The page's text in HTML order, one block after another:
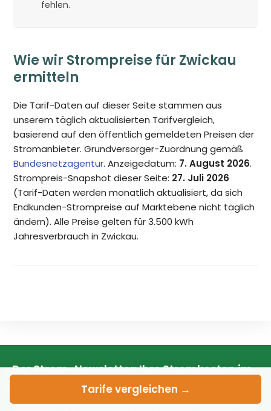
fehlen.
Wie wir Strompreise für Zwickau
ermitteln
Die Tarif-Daten auf dieser Seite stammen aus
unserem täglich aktualisierten Tarifvergleich,
basierend auf den öffentlich gemeldeten Preisen der
Stromanbieter. Grundversorger-Zuordnung gemäß
Bundesnetzagentur. Anzeigedatum: 7. August 2026.
Strompreis-Snapshot dieser Seite: 27. Juli 2026
(Tarif-Daten werden monatlich aktualisiert, da sich
Endkunden-Strompreise auf Marktebene nicht täglich
ändern). Alle Preise gelten für 3.500 kWh
Jahresverbrauch in Zwickau.
Tarifevergleichen →
Der Strom-Newsletter: Ihre Stromkosten im
Monatliche Tipps zum Stromsparen, Wechsel-Chancen und